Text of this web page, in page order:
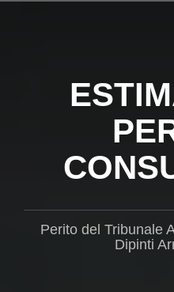
Perito del Tribunale
Dipinti